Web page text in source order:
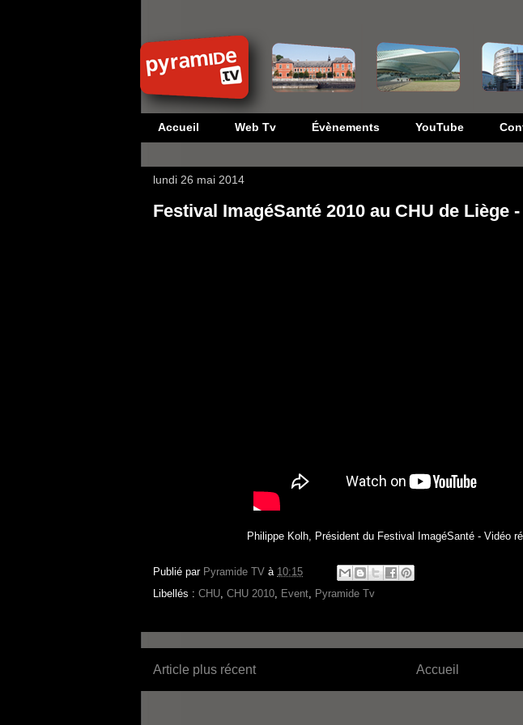
Accueil Web Tv Évènements YouTube
lundi 26 mai 2014
Festival ImagéSanté 2010 au CHU de Liège
Philippe Kolh, Président du Festival ImagéSanté - Vidéo
Publié par Pyramide TV à 10:15
Libellés : CHU CHU 2010 Event Pyramide Tv
Article plus récent Accueil